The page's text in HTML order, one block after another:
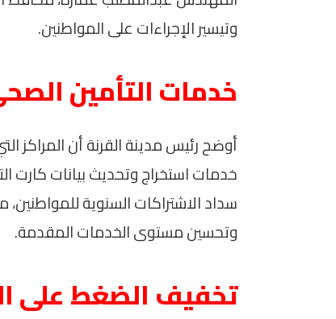
وتيسير الإجراءات على المواطنين.
خدمات التأمين
أوضح رئيس مدينة القرنة أن
خدمات استخراج وتحديث بيانات
سداد الاشتراكات السنوية
وتحسين مستوى الخدمات المقدمة.
تخفيف الضغط على